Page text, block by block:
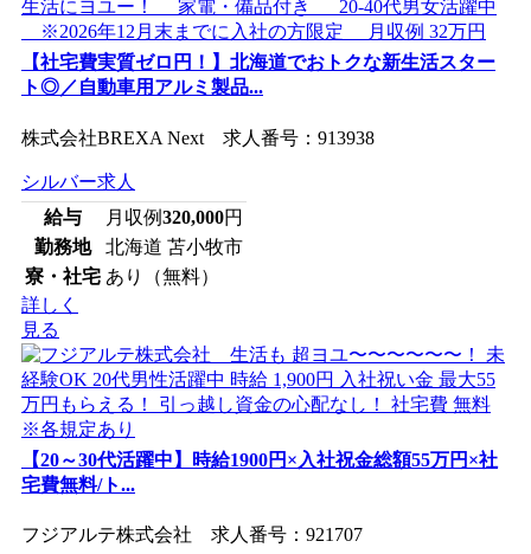
【社宅費実質ゼロ円！】北海道でおトクな新生活スター
ト◎／自動車用アルミ製品...
株式会社BREXA Next 求人番号：913938
シルバー求人
給与
月収例320,000円
勤務地
北海道 苫小牧市
寮・社宅 あり（無料）
詳しく
見る
【20～30代活躍中】時給1900円×入社祝金総額55万円×社
宅費無料/ト...
フジアルテ株式会社 求人番号：921707